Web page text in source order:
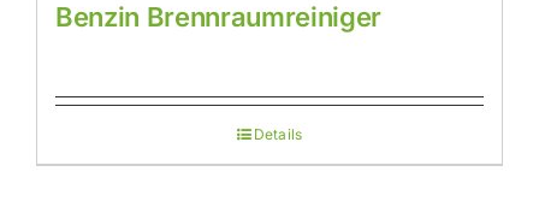
Benzin Brennraumreiniger
Details